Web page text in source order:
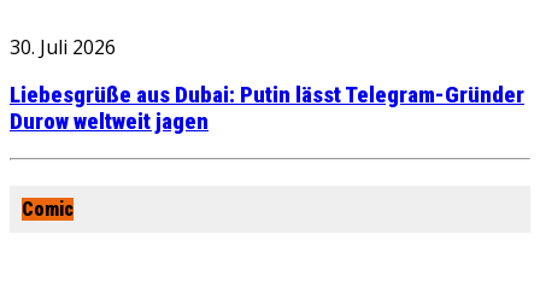
30. Juli 2026
Liebesgrüße aus Dubai: Putin lässt Telegram-Gründer
Durow weltweit jagen
Comic